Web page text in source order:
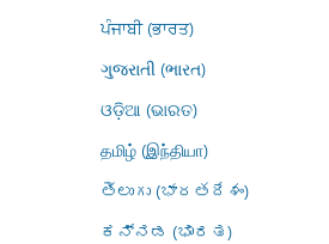
ਪੰਜਾਬੀ (ਭਾਰਤ)
ગુજરાતી (ભારત)
ଓଡ଼ିଆ (ଭାରତ)
தமிழ் (இந்தியா)
తెలుగు (భారతదేశం)
ಕನ್ನಡ (ಭಾರತ)